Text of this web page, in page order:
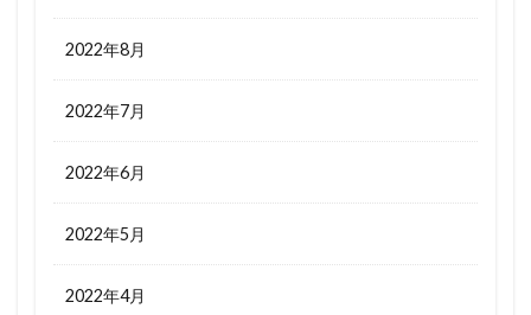
2022年8月
2022年7月
2022年6月
2022年5月
2022年4月